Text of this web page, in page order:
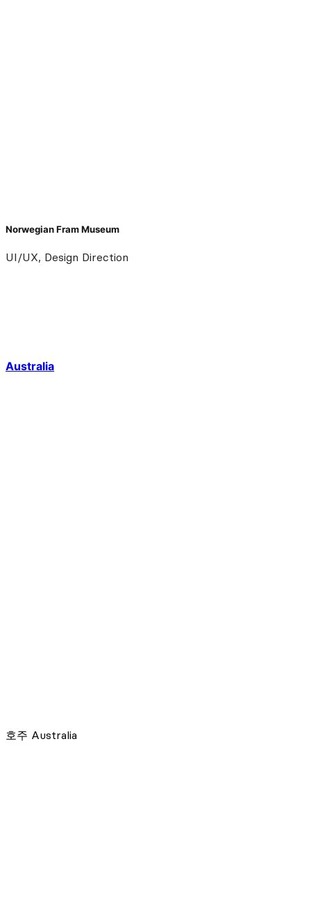
Norwegian Fram Museum
UI/UX, Design Direction
Australia
호주 Australia